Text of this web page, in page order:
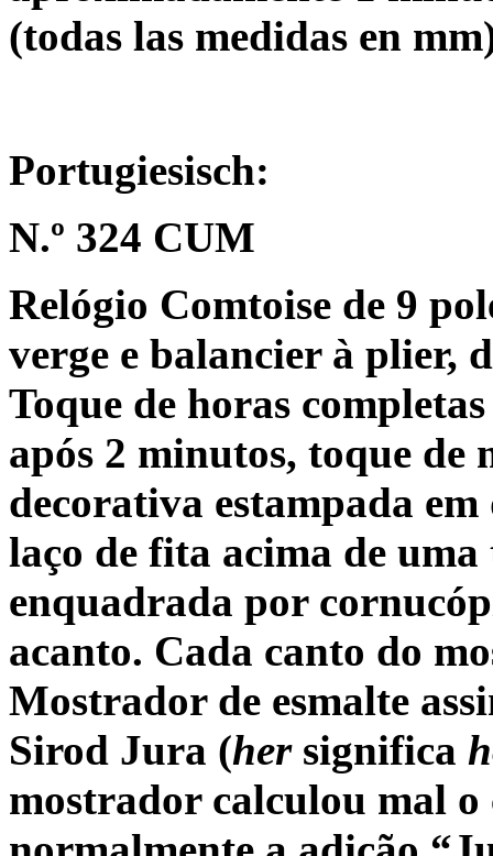
(todas las medidas en
Portugiesisch:
N.º 324 CUM
Relógio Comtoise de 9
verge e balancier à plier,
Toque de horas
após 2 minutos, toque de
decorativa estampada
laço de fita acima de
enquadrada por
acanto. Cada canto do
Mostrador de esmalte
Sirod Jura (hersignifica
mostrador calculou mal